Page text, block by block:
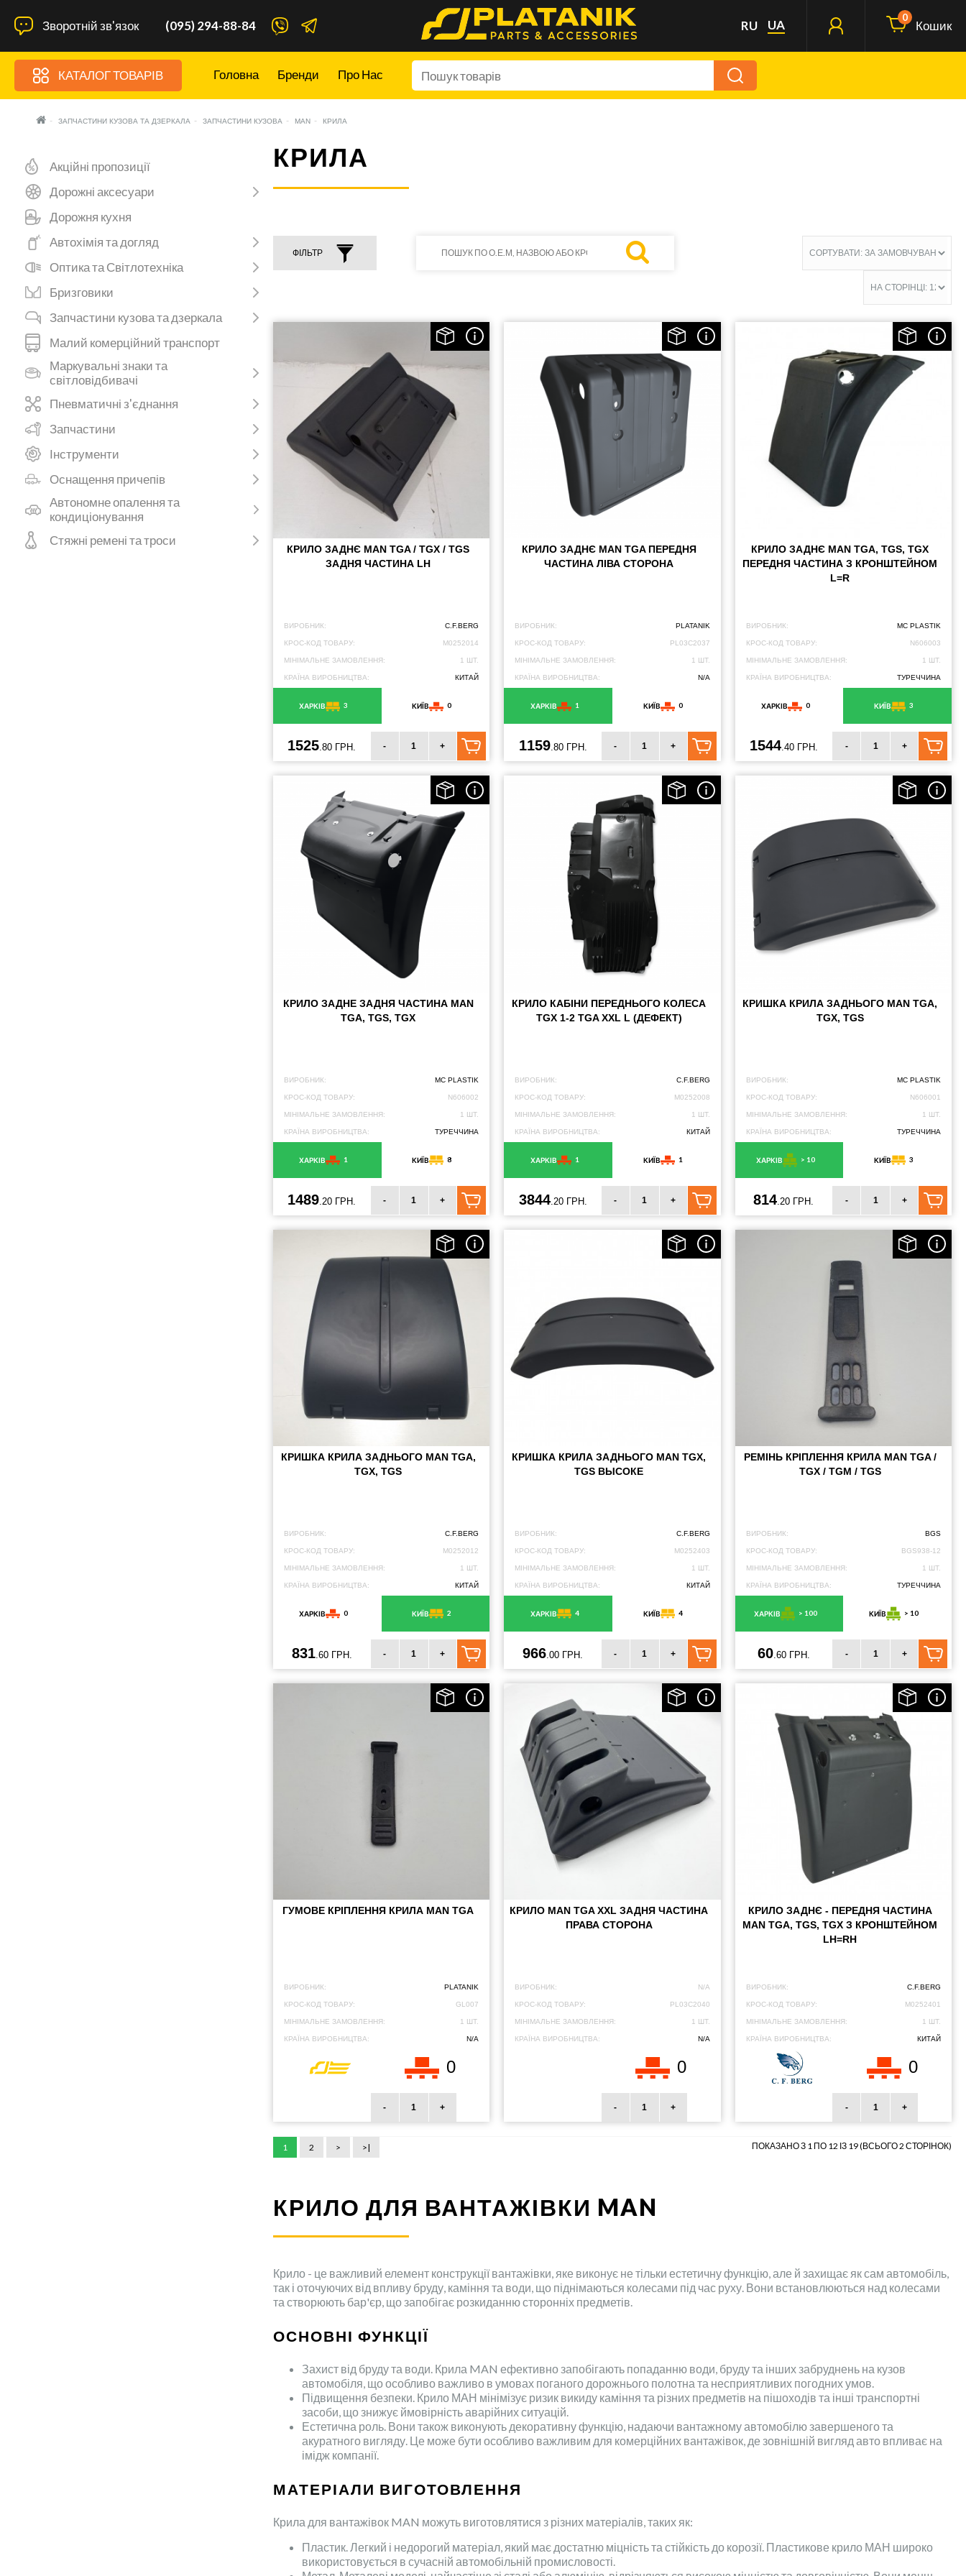
Зворотній зв'язок (095) 294-88-84 RU UA
0
Кошик
КАТАЛОГ ТОВАРІВ Головна Бренди Про Нас
Акційні пропозиції
Дорожні аксесуари
Дорожня кухня
Автохімія та догляд
Оптика та Світлотехніка
Бризговики
Запчастини кузова та дзеркала
Малий комерційний транспорт
Маркувальні знаки та
світловідбивачі
Пневматичні з'єднання
Запчастини
Інструменти
Оснащення причепів
Автономне опалення та
кондиціонування
Стяжні ремені та троси
ЗАПЧАСТИНИ КУЗОВА ТА ДЗЕРКАЛА ЗАПЧАСТИНИ КУЗОВА MAN КРИЛА
КРИЛА
ФІЛЬТР
КРИЛО ЗАДНЄ MAN TGA / TGX / TGS
ЗАДНЯ ЧАСТИНА LH
ВИРОБНИК: C.F.BERG
КРОС-КОД ТОВАРУ: M0252014
МІНІМАЛЬНЕ ЗАМОВЛЕННЯ: 1 ШТ.
КРАЇНА ВИРОБНИЦТВА: КИТАЙ
ХАРКІВ 3 КИЇВ 0
1525.80 ГРН. - +
КРИЛО ЗАДНЄ MAN TGA ПЕРЕДНЯ
ЧАСТИНА ЛІВА СТОРОНА
ВИРОБНИК: PLATANIK
КРОС-КОД ТОВАРУ: PL03C2037
МІНІМАЛЬНЕ ЗАМОВЛЕННЯ: 1 ШТ.
КРАЇНА ВИРОБНИЦТВА: N/A
ХАРКІВ 1 КИЇВ 0
1159.80 ГРН. - +
КРИЛО ЗАДНЄ MAN TGA, TGS, TGX
ПЕРЕДНЯ ЧАСТИНА З КРОНШТЕЙНОМ
L=R
ВИРОБНИК: MC PLASTIK
КРОС-КОД ТОВАРУ: N606003
МІНІМАЛЬНЕ ЗАМОВЛЕННЯ: 1 ШТ.
КРАЇНА ВИРОБНИЦТВА: ТУРЕЧЧИНА
ХАРКІВ 0 КИЇВ 3
1544.40 ГРН. - +
КРИЛО ЗАДНЕ ЗАДНЯ ЧАСТИНА MAN
TGA, TGS, TGX
ВИРОБНИК: MC PLASTIK
КРОС-КОД ТОВАРУ: N606002
МІНІМАЛЬНЕ ЗАМОВЛЕННЯ: 1 ШТ.
КРАЇНА ВИРОБНИЦТВА: ТУРЕЧЧИНА
ХАРКІВ 1 КИЇВ 8
1489 .20 ГРН. - +
КРИЛО КАБІНИ ПЕРЕДНЬОГО КОЛЕСА
TGX 1-2 TGA XXL L (ДЕФЕКТ)
ВИРОБНИК: C.F.BERG
КРОС-КОД ТОВАРУ: M0252008
МІНІМАЛЬНЕ ЗАМОВЛЕННЯ: 1 ШТ.
КРАЇНА ВИРОБНИЦТВА: КИТАЙ
ХАРКІВ 1 КИЇВ 1
3844.20 ГРН. - +
КРИШКА КРИЛА ЗАДНЬОГО MAN TGA,
TGX, TGS
ВИРОБНИК: MC PLASTIK
КРОС-КОД ТОВАРУ: N606001
МІНІМАЛЬНЕ ЗАМОВЛЕННЯ: 1 ШТ.
КРАЇНА ВИРОБНИЦТВА: ТУРЕЧЧИНА
ХАРКІВ > 10 КИЇВ 3
814 .20 ГРН. - +
КРИШКА КРИЛА ЗАДНЬОГО MAN TGA,
TGX, TGS
ВИРОБНИК: C.F.BERG
КРОС-КОД ТОВАРУ: M0252012
МІНІМАЛЬНЕ ЗАМОВЛЕННЯ: 1 ШТ.
КРАЇНА ВИРОБНИЦТВА: КИТАЙ
ХАРКІВ 0 КИЇВ 2
831.60 ГРН. - +
КРИШКА КРИЛА ЗАДНЬОГО MAN TGX,
TGS ВЫСОКЕ
ВИРОБНИК: C.F.BERG
КРОС-КОД ТОВАРУ: M0252403
МІНІМАЛЬНЕ ЗАМОВЛЕННЯ: 1 ШТ.
КРАЇНА ВИРОБНИЦТВА: КИТАЙ
ХАРКІВ 4 КИЇВ 4
966 .00 ГРН. - +
РЕМІНЬ КРІПЛЕННЯ КРИЛА MAN TGA /
TGX / TGM / TGS
ВИРОБНИК: BGS
КРОС-КОД ТОВАРУ: BGS938-12
МІНІМАЛЬНЕ ЗАМОВЛЕННЯ: 1 ШТ.
КРАЇНА ВИРОБНИЦТВА: ТУРЕЧЧИНА
ХАРКІВ > 100 КИЇВ > 10
60.60 ГРН. - +
ГУМОВЕ КРІПЛЕННЯ КРИЛА MAN TGA
ВИРОБНИК: PLATANIK
КРОС-КОД ТОВАРУ: GL007
МІНІМАЛЬНЕ ЗАМОВЛЕННЯ: 1 ШТ.
КРАЇНА ВИРОБНИЦТВА: N/A
0
- +
КРИЛО MAN TGA XXL ЗАДНЯ ЧАСТИНА
ПРАВА СТОРОНА
ВИРОБНИК: N/A
КРОС-КОД ТОВАРУ: PL03C2040
МІНІМАЛЬНЕ ЗАМОВЛЕННЯ: 1 ШТ.
КРАЇНА ВИРОБНИЦТВА: N/A
0
- +
КРИЛО ЗАДНЄ - ПЕРЕДНЯ ЧАСТИНА
MAN TGA, TGS, TGX З КРОНШТЕЙНОМ
LH=RH
ВИРОБНИК: C.F.BERG
КРОС-КОД ТОВАРУ: M0252401
МІНІМАЛЬНЕ ЗАМОВЛЕННЯ: 1 ШТ.
КРАЇНА ВИРОБНИЦТВА: КИТАЙ
0
- +
1 2 > >| ПОКАЗАНО З 1 ПО 12 ІЗ 19 (ВСЬОГО 2 СТОРІНОК)
КРИЛО ДЛЯ ВАНТАЖІВКИ MAN
Крило - це важливий елемент конструкції вантажівки, яке виконує не тільки естетичну функцію, але й захищає як сам автомобіль,
так і оточуючих від впливу бруду, каміння та води, що піднімаються колесами під час руху. Вони встановлюються над колесами
та створюють бар'єр, що запобігає розкиданню сторонніх предметів.
ОСНОВНІ ФУНКЦІЇ
Захист від бруду та води. Крила MAN ефективно запобігають попаданню води, бруду та інших забруднень на кузов
автомобіля, що особливо важливо в умовах поганого дорожнього полотна та несприятливих погодних умов.
Підвищення безпеки. Крило МАН мінімізує ризик викиду каміння та різних предметів на пішоходів та інші транспортні
засоби, що знижує ймовірність аварійних ситуацій.
Естетична роль. Вони також виконують декоративну функцію, надаючи вантажному автомобілю завершеного та
акуратного вигляду. Це може бути особливо важливим для комерційних вантажівок, де зовнішній вигляд авто впливає на
імідж компанії.
МАТЕРІАЛИ ВИГОТОВЛЕННЯ
Крила для вантажівок MAN можуть виготовлятися з різних матеріалів, таких як:
Пластик. Легкий і недорогий матеріал, який має достатню міцність та стійкість до корозії. Пластикове крило МАН широко
використовується в сучасній автомобільній промисловості.